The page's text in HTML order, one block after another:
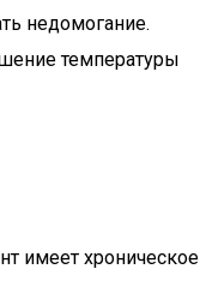
недомогание.
температуры
имеет хроническое